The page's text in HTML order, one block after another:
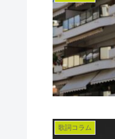
歌詞コラム